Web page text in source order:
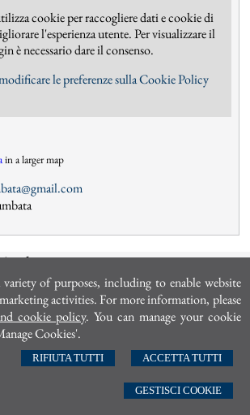
of purposes, including to enable website
activities. For more information, please
cookie policy. You can manage your cookie
Cookies'.
ACCETTA TUTTI
RIFIUTA TUTTI
GESTISCI COOKIE
cookie per raccogliere dati e cookie di
l'esperienza utente. Per visualizzare il
è necessario dare il consenso.
le preferenze sulla Cookie Policy
in a larger map
Paisiello 49 | T. 063211811
Sciumbata. All rights reserved | P.IVA 09105011002 |